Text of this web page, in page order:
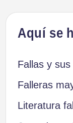
Aquí se
Fallas y
Falleras
Literatura